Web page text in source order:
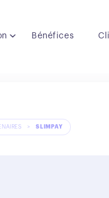
Bénéfices
> SLIMPAY